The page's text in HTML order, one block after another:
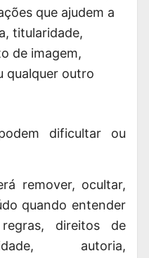
que ajudem a
titularidade,
de imagem,
qualquer outro
dificultar ou
remover, ocultar,
quando entender
direitos de
autoria,